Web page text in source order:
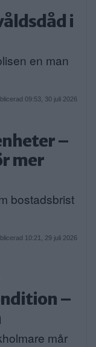
i
en man
09:53, 30 juli 2026
–
mer
bostadsbrist
10:21, 29 juli 2026
–
mår